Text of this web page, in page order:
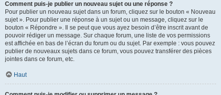
Comment puis-je publier un nouveau sujet ou une réponse ?
Pour publier un nouveau sujet dans un forum, cliquez sur le bouton « Nouveau
sujet ». Pour publier une réponse à un sujet ou un message, cliquez sur le
bouton « Répondre ». Il se peut que vous ayez besoin d’être inscrit avant de
pouvoir rédiger un message. Sur chaque forum, une liste de vos permissions
est affichée en bas de l’écran du forum ou du sujet. Par exemple : vous pouvez
publier de nouveaux sujets dans ce forum, vous pouvez transférer des pièces
jointes dans ce forum, etc.
Haut